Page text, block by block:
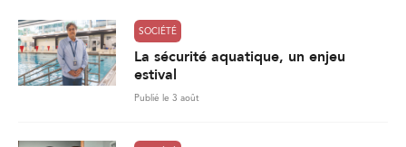
SOCIÉTÉ
La sécurité aquatique, un enjeu
estival
Publié le 3 août